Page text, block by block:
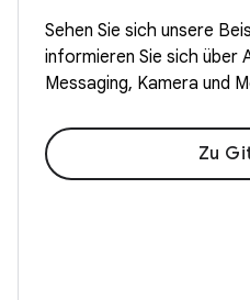
Sehen Sie sich unsere
informieren Sie sich über
Messaging, Kamera und
Zu